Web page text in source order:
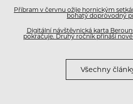
Příbram v červnu ožije hornickým
bohatý doprovodný
Digitální návštěvnická karta
pokračuje. Druhý ročník přináší
Všechny